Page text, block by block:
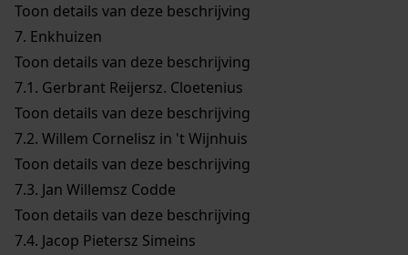
Toon details van deze beschrijving
7. Enkhuizen
Toon details van deze beschrijving
7.1. Gerbrant Reijersz. Cloetenius
Toon details van deze beschrijving
7.2. Willem Cornelisz in 't Wijnhuis
Toon details van deze beschrijving
7.3. Jan Willemsz Codde
Toon details van deze beschrijving
7.4. Jacop Pietersz Simeins